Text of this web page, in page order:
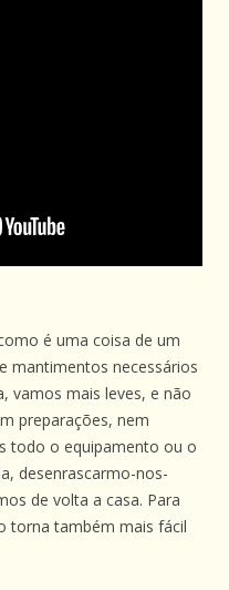
é uma coisa de um
mantimentos necessários
vamos mais leves, e não
preparações, nem
todo o equipamento ou o
desenrascarmo-nos-
de volta a casa. Para
torna também mais fácil